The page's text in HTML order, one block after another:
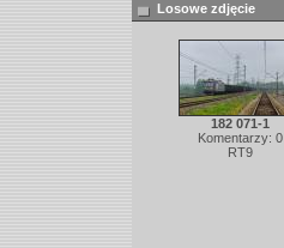
Losowe zdjęcie
182 071-1
Komentarzy: 0
RT9